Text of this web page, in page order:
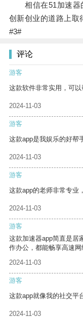
相信在51加速器
创新创业的道路上取
#3#
评论
游客
这款软件非常实用，可以
2024-11-03
游客
这款app是我娱乐的好帮
2024-11-03
游客
这款app的老师非常专业
2024-11-03
游客
这款加速器app简直是居
作办公，都能畅享高速网
2024-11-03
游客
这款app就像我的社交平
2024-11-03